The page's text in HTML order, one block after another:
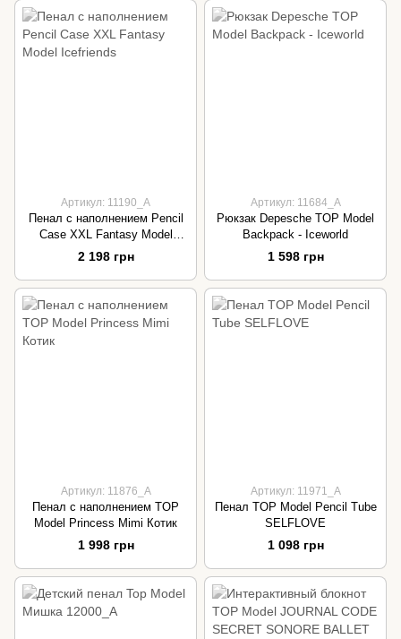
Артикул: 11190_А
Пенал с наполнением Pencil
Case XXL Fantasy Model
Icefriends
2 198 грн
Артикул: 11684_A
Рюкзак Depesche TOP Model
Backpack - Iceworld
1 598 грн
Артикул: 11876_A
Пенал с наполнением TOP
Model Princess Mimi Котик
1 998 грн
Артикул: 11971_А
Пенал TOP Model Pencil Tube
SELFLOVE
1 098 грн